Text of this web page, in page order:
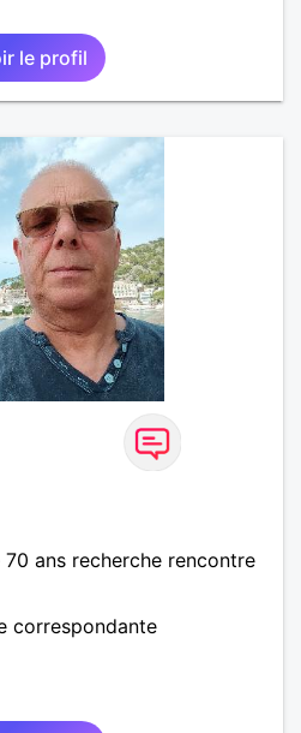
le profil
ans recherche rencontre
correspondante